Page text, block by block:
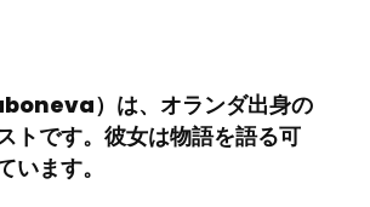
）は、オランダ出身の
トです。彼女は物語を語る可
ます。